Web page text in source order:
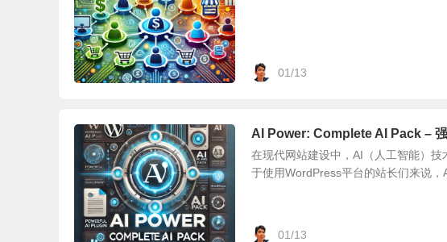
01/13
AI Power: Complete AI Pack –
在现代网站建设中，AI（人工智能）
于使用WordPress平台的站长们来说，
01/13